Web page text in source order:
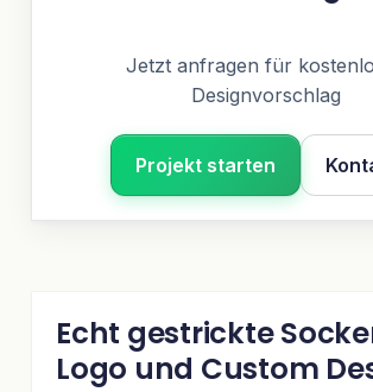
Jetzt anfragen für
Designvorschlag
Projekt starten
Echt gestrickte
Logo und Custom